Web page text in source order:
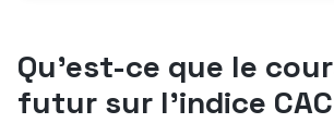
Qu’est-ce que le
futur sur l’indice